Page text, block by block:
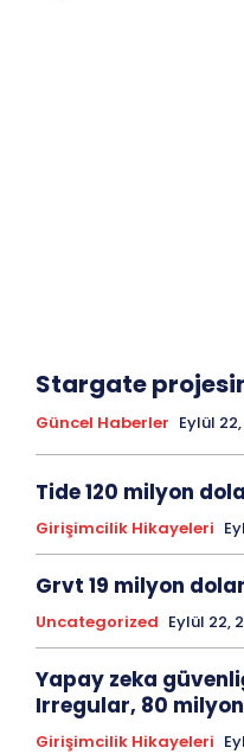
Stargate
Güncel Haberler Eylül
Tide 120 milyon
Girişimcilik Hikayeleri
Grvt 19 milyon
Uncategorized Eylül 22,
Yapay zeka
Irregular, 80 milyon
Girişimcilik Hikayeleri